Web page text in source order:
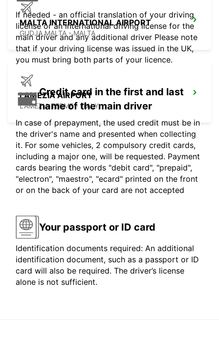
MALTA INTERNATIONAL AIRPORT
GUDJA MALTA - MALTA
LAMEZIA AIRPORT
LAMEZIA TERME - ITALY
If needed - an official translation of your driving
license or an international driving license for the
main driver and any additional driver Please note
that if your driving license was issued in the UK,
you must bring both parts of your licence.
Credit card in the first and last
name of the main driver
In case of prepayment, the used credit must be in
the driver's name and presented when collecting
it. For some vehicles, 2 compulsory credit cards,
including a major one, will be requested. Payment
cards bearing the words "debit card", "prepaid",
"electron", "maestro", "ecard" printed on the front
or on the back of your card are not accepted
Your passport or ID card
Identification documents required: An additional
identification document, such as a passport or ID
card will also be required. The driver’s license
alone is not sufficient.